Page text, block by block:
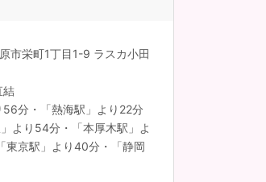
市栄町1丁目1-9 ラスカ小田
結
分・「熱海駅」より22分
より54分・「本厚木駅」よ
東京駅」より40分・「静岡